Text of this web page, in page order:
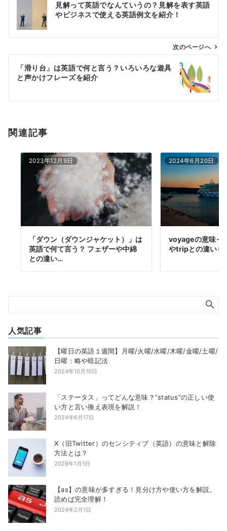
ビ
ン
見解って英語でなんていうの？見解を表す英語
やビジネスで使える英語例文を紹介！
次のページへ
「滑り台」は英語で何と言う？いろいろな遊具
と声かけフレーズを紹介
関連記事
2023年12月9日
「ダウン（ダウンジャケット）」は
英語で何て言う？ フェザーや中綿
との違い…
2024年6月20日
voyageの意味っ
やtripとの違いも
人気記事
【曜日の英語１週間】月曜/火曜/水曜/木曜/金曜/土曜/
日曜：略や暗記法
2024年10月10日
「ステータス」ってどんな意味？”status”の正しい使
い方と言い換え表現を解説！
2024年6月17日
X（旧Twitter）のセンシティブ（英語）の意味と解除
方法とは？
2026年1月1日
【as】の意味が多すぎる！見分け方や使い方を解説。
読めば完全理解！
2024年2月1日